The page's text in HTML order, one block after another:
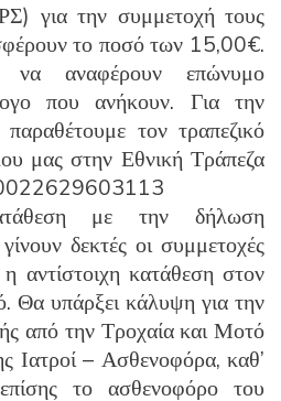
για την συμμετοχή τους
το ποσό των 15,00€.
αναφέρουν επώνυμο
που ανήκουν. Για την
τον τραπεζικό
μας στην Εθνική Τράπεζα
με την δήλωση
δεκτές οι συμμετοχές
αντίστοιχη κατάθεση στον
Θα υπάρξει κάλυψη για την
από την Τροχαία και Μοτό
Ιατροί – Ασθενοφόρα, καθ’
το ασθενοφόρο του